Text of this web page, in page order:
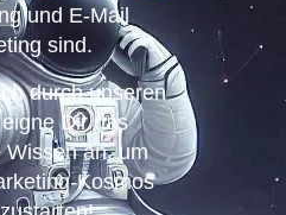
und E-Mail
sind.
durch unseren
Dir das
Wissen an, um
Kosmos